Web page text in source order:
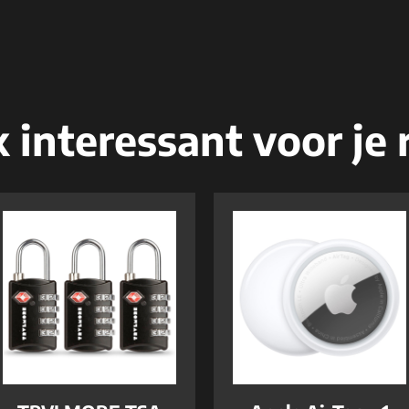
interessant voor je